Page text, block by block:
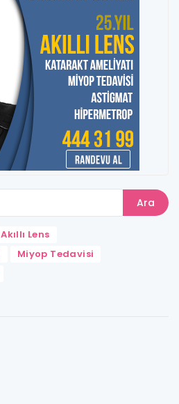
Ara
Akıllı Lens
Miyop Tedavisi